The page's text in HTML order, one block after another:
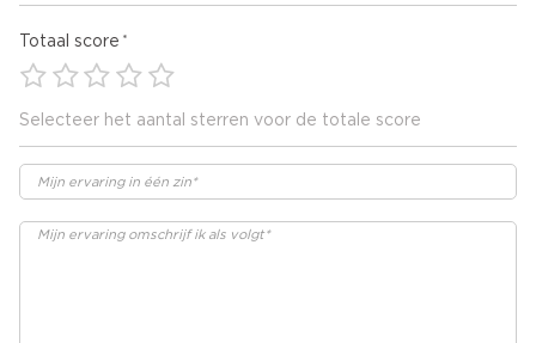
Totaal score
Selecteer het aantal sterren voor de totale score